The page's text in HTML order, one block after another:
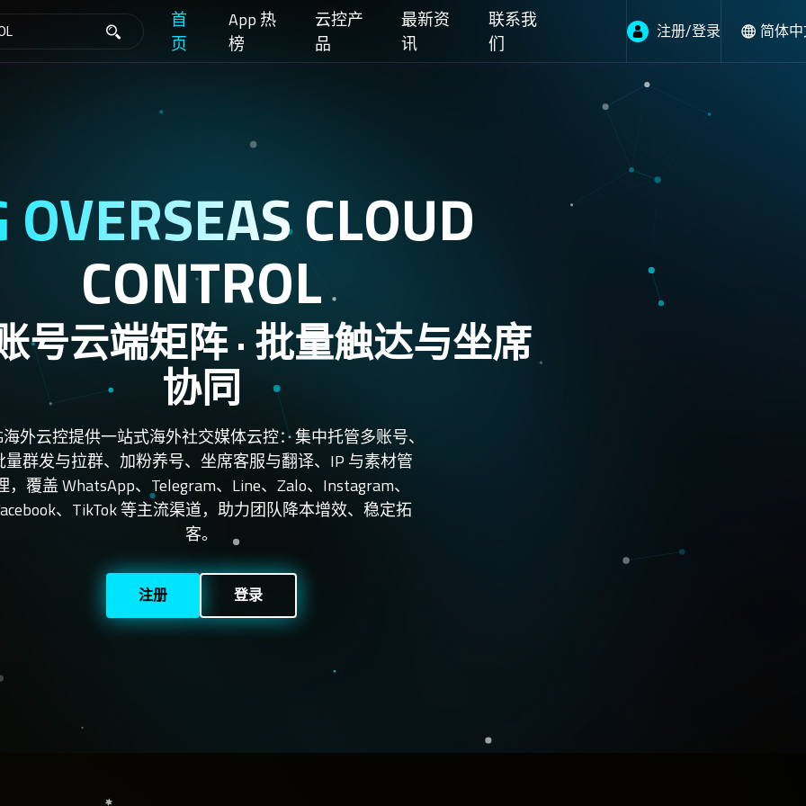
首
页
App 热
榜
云控产
品
最新资
讯
联系我
们
注册/登录 简体
OVERSEASCLOUD
CONTROL
号云端矩阵 · 批量触达与坐席
协同
海外云控提供一站式海外社交媒体云控：集中托管多账号、
量群发与拉群、加粉养号、坐席客服与翻译、IP 与素材管
，覆盖 WhatsApp、Telegram、Line、Zalo、Instagram、
、TikTok 等主流渠道，助力团队降本增效、稳定拓
客。
注册 登录